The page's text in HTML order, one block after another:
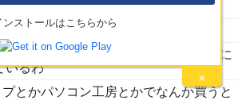
ンストールはこちらから
×
と道路交通法守ってんのかな
ゾンの荷物持ってくるの黒猫だけど
ばちゃんがりあかーみたいなの自転車に
いるわ
プとかパソコン工房とかでなんか買うと